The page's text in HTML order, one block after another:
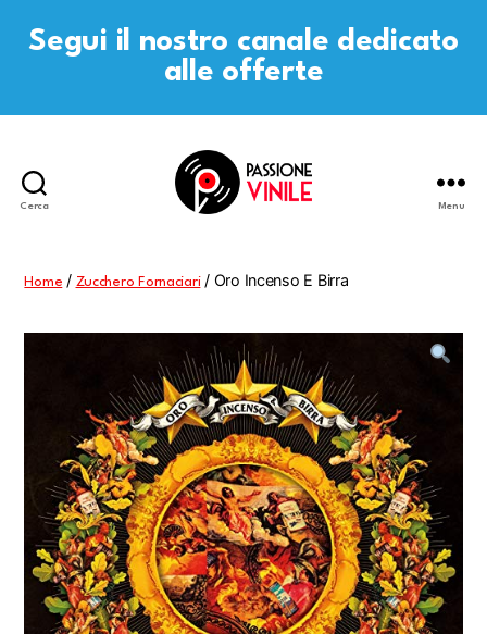
Segui il nostro canale dedicato
alle offerte
Cerca Menu
Home / Zucchero Fornaciari/ Oro Incenso E Birra